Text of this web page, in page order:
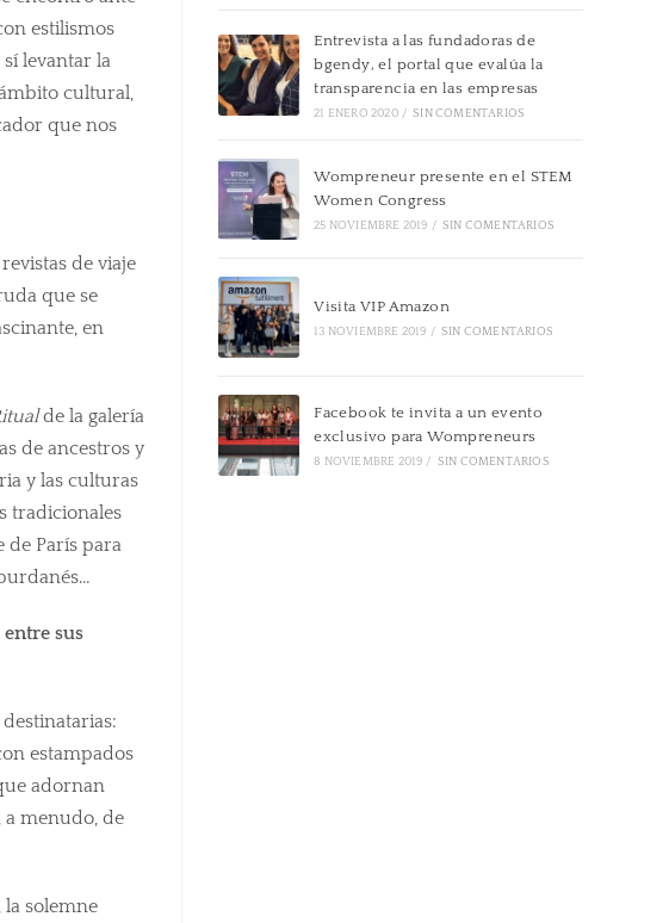
estilismos
levantar la
cultural,
que nos
de viaje
que se
en
de la galería
de ancestros y
y las culturas
tradicionales
de París para
sus
estampados
adornan
a menudo, de
la solemne
Entrevista a las fundadoras de
bgendy, el portal que evalúa la
transparencia en las empresas
21 ENERO 2020 / SIN COMENTARIOS
Wompreneur presente en el STEM
Women Congress
25 NOVIEMBRE 2019 / SIN COMENTARIOS
Visita VIP Amazon
13 NOVIEMBRE 2019 / SIN COMENTARIOS
Facebook te invita a un evento
exclusivo para Wompreneurs
8 NOVIEMBRE 2019 / SIN COMENTARIOS